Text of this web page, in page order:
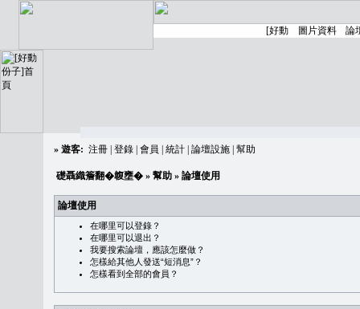
» 遊客: 注冊 登錄 會員 統計 論壇設施 幫助
礎聶織簷翻�䪖壅� » 幫助 » 論壇使用
論壇使用
在哪里可以登錄？
在哪里可以退出？
我要搜索論壇，應該怎麼做？
怎樣給其他人發送“短消息”？
怎樣看到全部的會員？